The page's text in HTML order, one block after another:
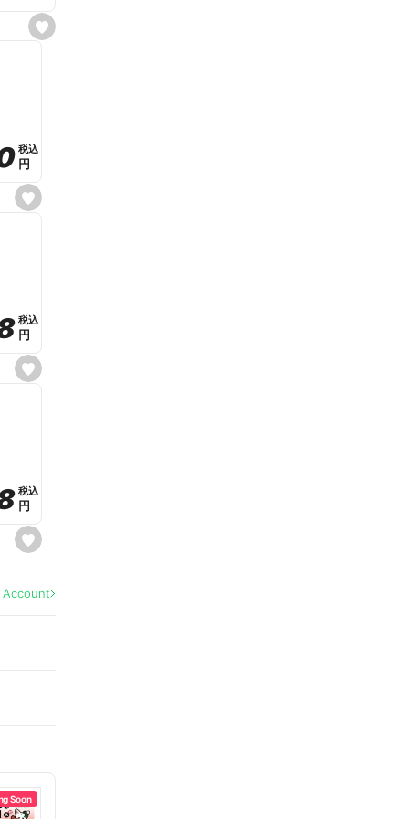
s
e
s
e
e
税込
税込
円
円
s
e
e
税込
税込
円
円
s
e
a
税込
税込
円
円
Soon